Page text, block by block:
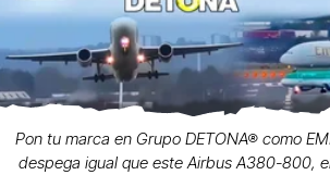
Pon tu marca en Grupo DETONA® como
despega igual que este Airbus A380-800,